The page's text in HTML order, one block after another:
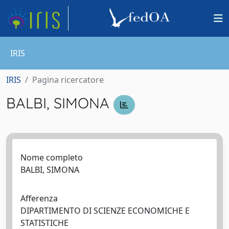
IRIS
IRIS Pagina ricercatore
BALBI, SIMONA
Nome completo
BALBI, SIMONA
Afferenza
DIPARTIMENTO DI SCIENZE ECONOMICHE E
STATISTICHE